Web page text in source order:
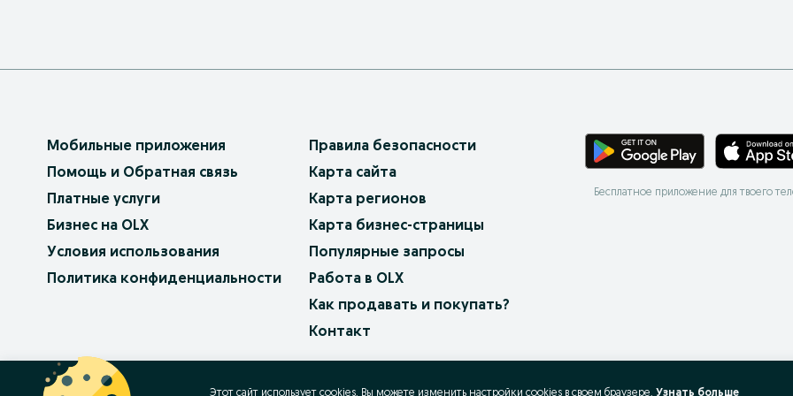
Мобильные приложения
Помощь и Обратная связь
Платные услуги
Бизнес на OLX
Условия использования
Политика конфиденциальности
Правила безопасности
Карта сайта
Карта регионов
Карта бизнес-страницы
Популярные запросы
Работа в OLX
Как продавать и покупать?
Контакт
Бесплатное приложение для твоего
OLX.bg
Этот сайт использует cookies. Вы можете изменить настройки cookies в своeм браузере. Узнать больше